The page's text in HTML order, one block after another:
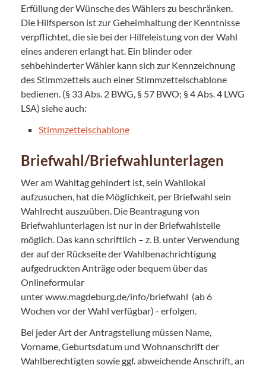
Erfüllung der Wünsche des Wählers zu beschränken.
Die Hilfsperson ist zur Geheimhaltung der Kenntnisse
verpflichtet, die sie bei der Hilfeleistung von der Wahl
eines anderen erlangt hat. Ein blinder oder
sehbehinderter Wähler kann sich zur Kennzeichnung
des Stimmzettels auch einer Stimmzettelschablone
bedienen. (§ 33 Abs. 2 BWG, § 57 BWO; § 4 Abs. 4 LWG
LSA) siehe auch:
Stimmzettelschablone
Briefwahl/Briefwahlunterlagen
Wer am Wahltag gehindert ist, sein Wahllokal
aufzusuchen, hat die Möglichkeit, per Briefwahl sein
Wahlrecht auszuüben. Die Beantragung von
Briefwahlunterlagen ist nur in der Briefwahlstelle
möglich. Das kann schriftlich – z. B. unter Verwendung
der auf der Rückseite der Wahlbenachrichtigung
aufgedruckten Anträge oder bequem über das
Onlineformular
unter www.magdeburg.de/info/briefwahl (ab 6
Wochen vor der Wahl verfügbar) - erfolgen.
Bei jeder Art der Antragstellung müssen Name,
Vorname, Geburtsdatum und Wohnanschrift der
Wahlberechtigten sowie ggf. abweichende Anschrift, an